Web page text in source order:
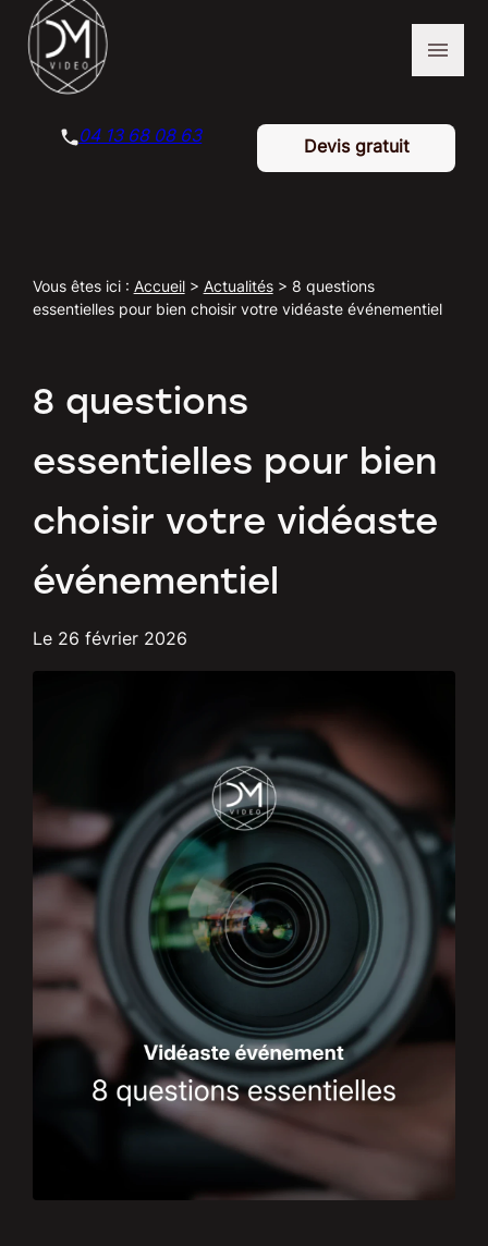
menu
04 13 68 08 63
Devis gratuit
Vous êtes ici : Accueil> Actualités> 8 questions
essentielles pour bien choisir votre vidéaste événementiel
8 questions
essentielles pour bien
choisir votre vidéaste
événementiel
Le 26 février 2026
Panneau de gestion des cookies